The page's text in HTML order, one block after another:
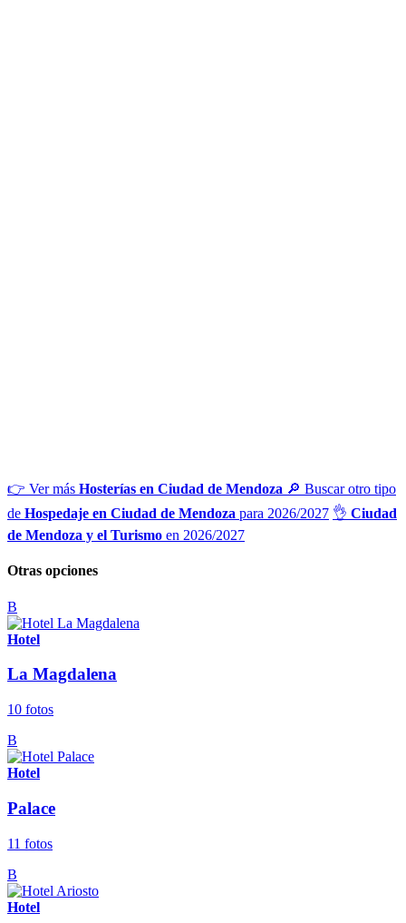
👉 Ver más Hosterías en Ciudad de Mendoza 🔎 Buscar otro tipo
de Hospedaje en Ciudad de Mendoza para 2026/2027 👌 Ciudad
de Mendoza y el Turismo en 2026/2027
Otras opciones
B
Hotel
La Magdalena
10 fotos
B
Hotel
Palace
11 fotos
B
Hotel